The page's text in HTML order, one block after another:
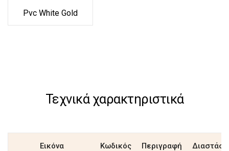
Pvc White Gold
Τεχνικά χαρακτηριστικά
Εικόνα Κωδικός Περιγραφή